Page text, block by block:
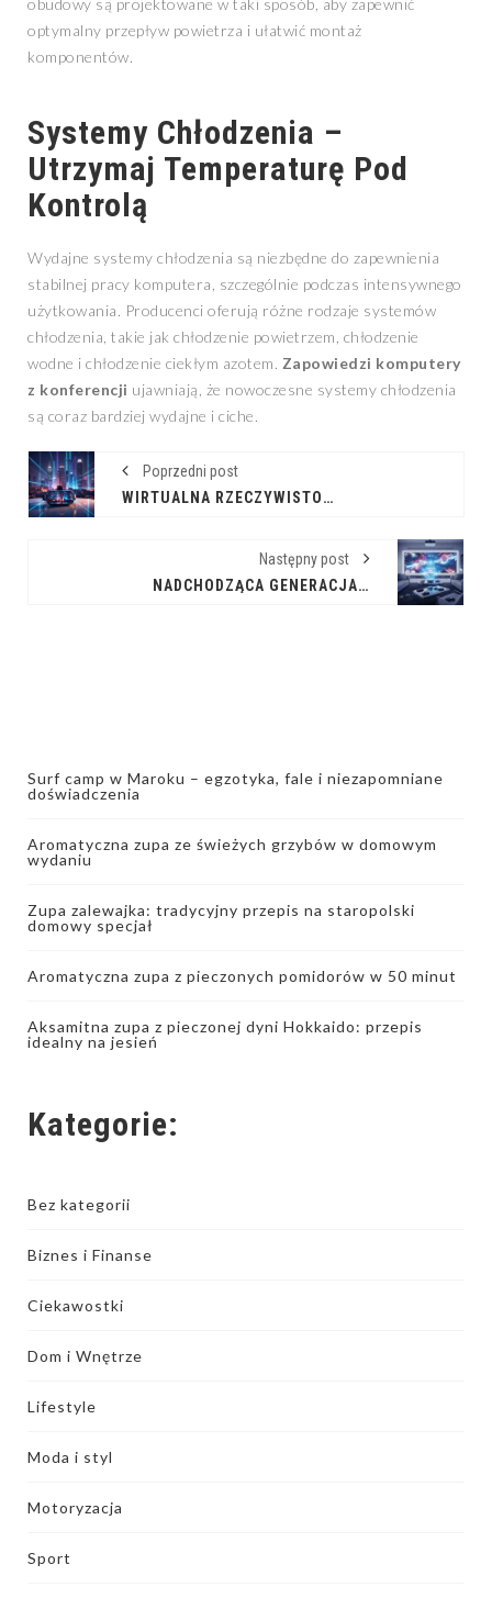
obudowy są projektowane w taki sposób, aby zapewnić
optymalny przepływ powietrza i ułatwić montaż
komponentów.
Systemy Chłodzenia –
Utrzymaj Temperaturę Pod
Kontrolą
Wydajne systemy chłodzenia są niezbędne do zapewnienia
stabilnej pracy komputera, szczególnie podczas intensywnego
użytkowania. Producenci oferują różne rodzaje systemów
chłodzenia, takie jak chłodzenie powietrzem, chłodzenie
wodne i chłodzenie ciekłym azotem. Zapowiedzi komputery
z konferencji ujawniają, że nowoczesne systemy chłodzenia
są coraz bardziej wydajne i ciche.
Poprzedni post
WIRTUALNA RZECZYWISTOŚĆ: NAJNOWSZE TRENDY I DONIESIENIA Z BRANŻY
Następny post
NADCHODZĄCA GENERACJA ROZRYWKI: CO CZEKA FANÓW KONSOL?
Surf camp w Maroku – egzotyka, fale i niezapomniane
doświadczenia
Aromatyczna zupa ze świeżych grzybów w domowym
wydaniu
Zupa zalewajka: tradycyjny przepis na staropolski
domowy specjał
Aromatyczna zupa z pieczonych pomidorów w 50 minut
Aksamitna zupa z pieczonej dyni Hokkaido: przepis
idealny na jesień
Kategorie:
Bez kategorii
Biznes i Finanse
Ciekawostki
Dom i Wnętrze
Lifestyle
Moda i styl
Motoryzacja
Sport